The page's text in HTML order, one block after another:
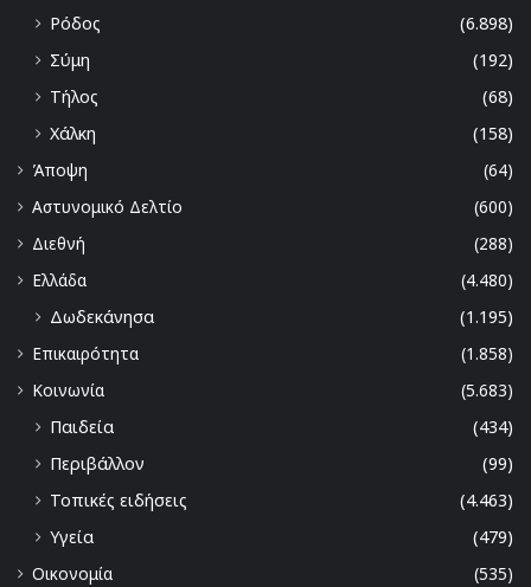
Ρόδος
(6.898)
Σύμη
(192)
Τήλος
(68)
Χάλκη
(158)
Άποψη
(64)
Αστυνομικό Δελτίο
(600)
Διεθνή
(288)
Ελλάδα
(4.480)
Δωδεκάνησα
(1.195)
Επικαιρότητα
(1.858)
Κοινωνία
(5.683)
Παιδεία
(434)
Περιβάλλον
(99)
Τοπικές ειδήσεις
(4.463)
Υγεία
(479)
Οικονομία
(535)